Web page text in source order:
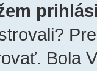
Bola